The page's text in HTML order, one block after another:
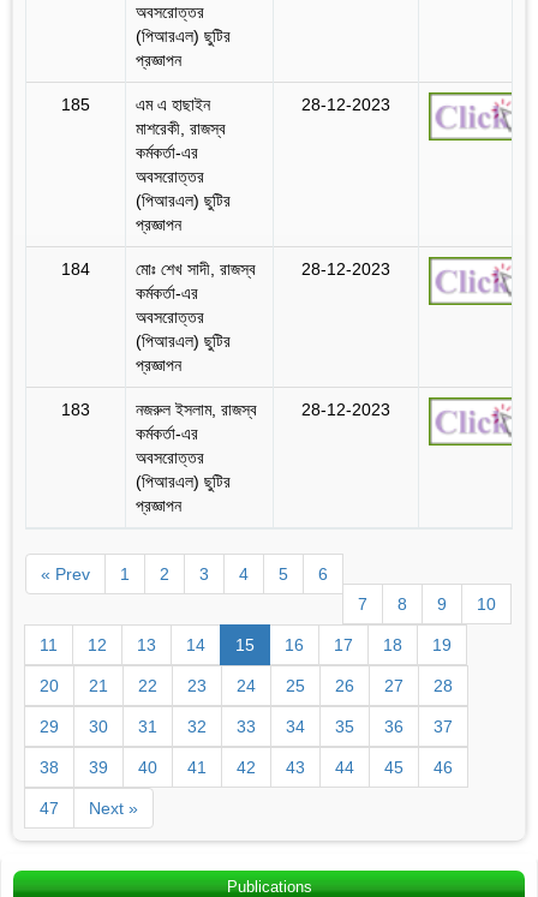
অবসরোত্তর
(পিআরএল) ছুটির
প্রজ্ঞাপন
185
এম এ হাছাইন
মাশরেকী, রাজস্ব
কর্মকর্তা-এর
অবসরোত্তর
(পিআরএল) ছুটির
প্রজ্ঞাপন
28-12-2023
184
মোঃ শেখ সাদী, রাজস্ব
কর্মকর্তা-এর
অবসরোত্তর
(পিআরএল) ছুটির
প্রজ্ঞাপন
28-12-2023
183
নজরুল ইসলাম, রাজস্ব
কর্মকর্তা-এর
অবসরোত্তর
(পিআরএল) ছুটির
প্রজ্ঞাপন
28-12-2023
« Prev 1 2 3 4 5
6
7
8 9 10
11 12 13 14 15 16 17 18 19
20 21 22 23 24 25 26 27 28
29 30 31 32 33 34 35 36 37
38 39 40 41 42 43 44 45 46
47 Next »
Publications